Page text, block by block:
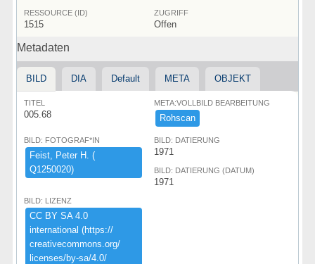
RESSOURCE (ID)
1515
ZUGRIFF
Offen
Metadaten
BILD DIA Default META OBJEKT
TITEL
005.68
META:VOLLBILD BEARBEITUNG
Rohscan
BILD: FOTOGRAF*IN
Feist,​ ​Peter ​H.​ ​(​
Q1250020)​
BILD: DATIERUNG
1971
BILD: DATIERUNG (DATUM)
1971
BILD: LIZENZ
CC ​BY ​SA ​4.​0 ​
international ​(​https:​/​/​
creativecommons.​org/​
licenses/​by-​sa/​4.​0/​